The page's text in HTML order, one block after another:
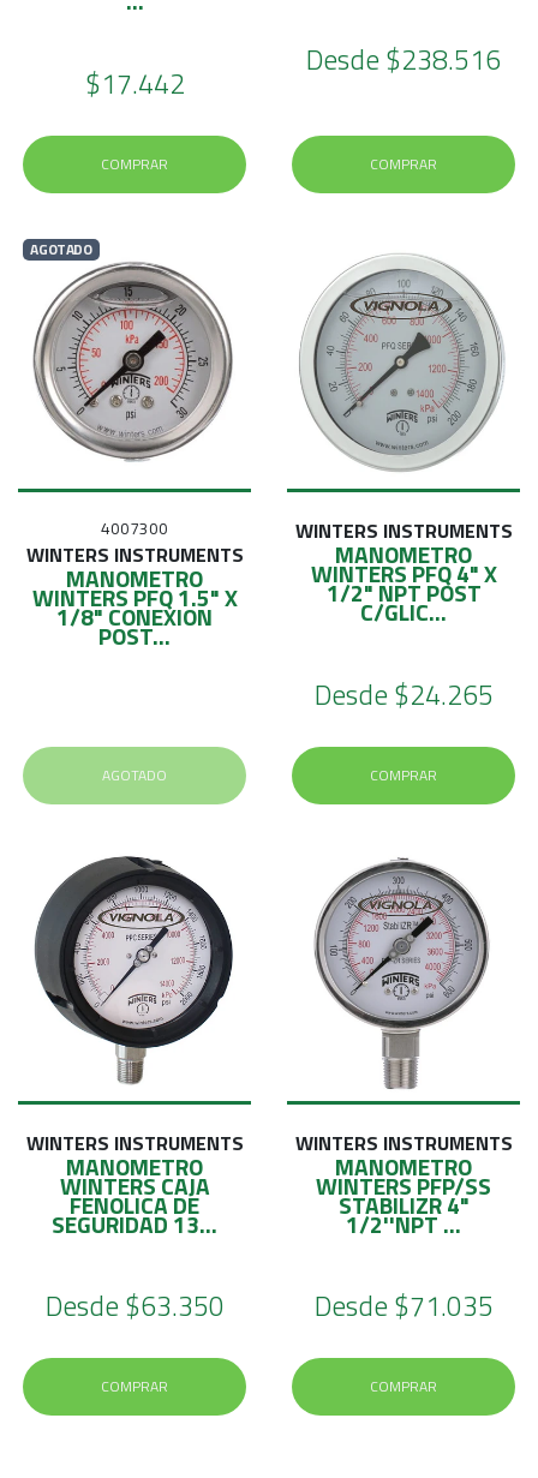
$17.442
COMPRAR
Desde$238.516
COMPRAR
AGOTADO
4007300
WINTERS INSTRUMENTS
MANOMETRO
WINTERS PFQ 1.5" X
1/8" CONEXION
POST...
AGOTADO
WINTERS INSTRUMENTS
MANOMETRO
WINTERS PFQ 4" X
1/2" NPT POST
C/GLIC...
Desde$24.265
COMPRAR
WINTERS INSTRUMENTS
MANOMETRO
WINTERS CAJA
FENOLICA DE
SEGURIDAD 13...
Desde$63.350
COMPRAR
WINTERS INSTRUMENTS
MANOMETRO
WINTERS PFP/SS
STABILIZR 4"
1/2''NPT ...
Desde$71.035
COMPRAR